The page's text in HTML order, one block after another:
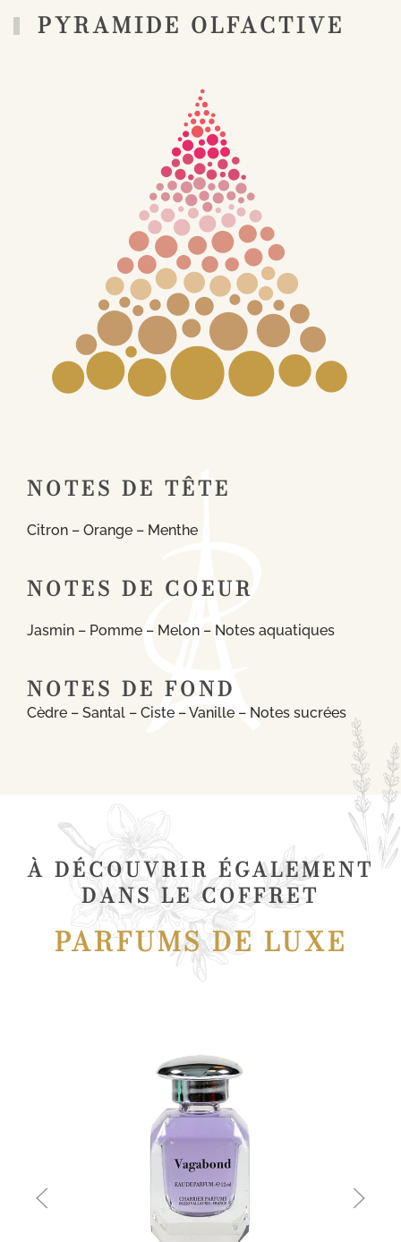
PYRAMIDE OLFACTIVE
NOTES DE TÊTE
Citron – Orange – Menthe
NOTES DE COEUR
Jasmin – Pomme – Melon – Notes aquatiques
NOTES DE FOND
Cèdre – Santal – Ciste – Vanille – Notes sucrées
À DÉCOUVRIR ÉGALEMENT
DANS LE COFFRET
PARFUMS DE LUXE